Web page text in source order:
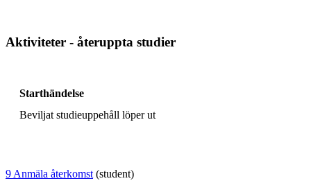
Aktiviteter - återuppta studier
Starthändelse
Beviljat studieuppehåll löper ut
9 Anmäla återkomst (student)